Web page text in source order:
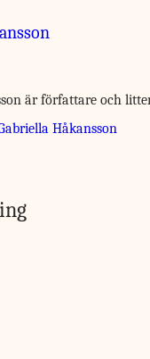
är författare och
Håkansson